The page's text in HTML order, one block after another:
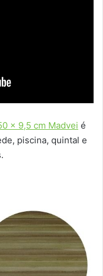
x 9,5 cm Madvei é
piscina, quintal e